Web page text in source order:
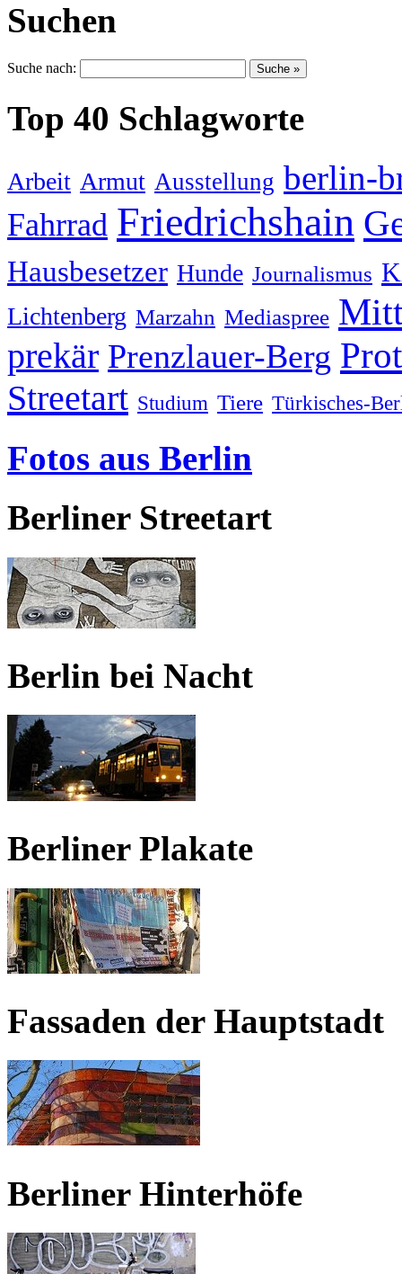
Suchen
Suche nach:
Top 40 Schlagworte
Arbeit Armut Ausstellung berlin-
Fahrrad Friedrichshain
Hausbesetzer Hunde Journalismus
Lichtenberg Marzahn Mediaspree
prekär Prenzlauer-Berg
Streetart Studium Tiere Türkisches-
Fotos aus Berlin
Berliner Streetart
Berlin bei Nacht
Berliner Plakate
Fassaden der Hauptstadt
Berliner Hinterhöfe